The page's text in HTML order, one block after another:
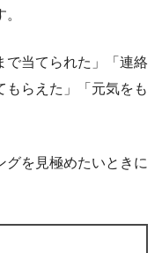
で当てられた」「連絡
もらえた」「元気をも
グを見極めたいときに